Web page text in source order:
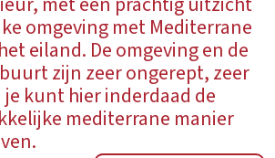
omgeving met Mediterrane
eiland. De omgeving en de
zijn zeer ongerept, zeer
kunt hier inderdaad de
mediterrane manier